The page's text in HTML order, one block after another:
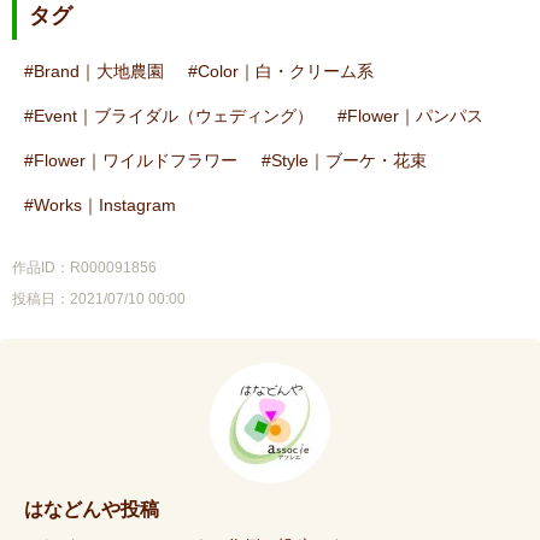
タグ
Brand｜大地農園 Color｜白・クリーム系
Event｜ブライダル（ウェディング） Flower｜パンパス
Flower｜ワイルドフラワー Style｜ブーケ・花束
Works｜Instagram
作品ID：R000091856
投稿日：2021/07/10 00:00
はなどんや投稿